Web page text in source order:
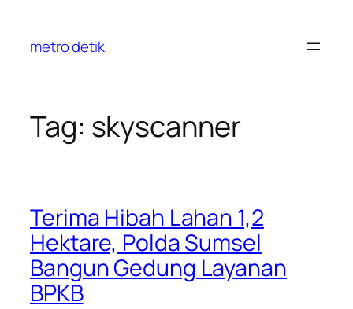
content
metro detik
Tag: skyscanner
Terima Hibah Lahan 1,2
Hektare, Polda Sumsel
Bangun Gedung Layanan
BPKB